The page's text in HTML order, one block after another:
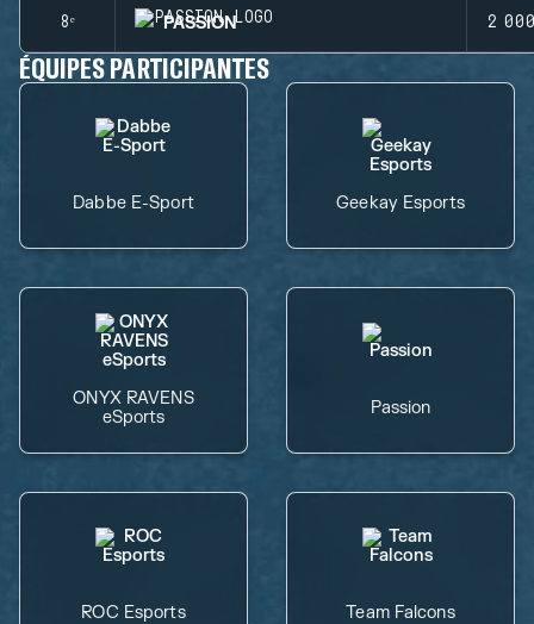
8ᵉ PASSION 2
ÉQUIPES PARTICIPANTES
Dabbe E-Sport Geekay Esports
ONYX RAVENS
eSports
Passion
ROC Esports Team Falcons